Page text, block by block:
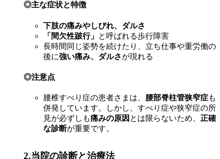
◎主な症状と特徴
下肢の痛みやしびれ、ダルさ
「間欠性跛行」 と呼ばれる歩行障害
長時間同じ姿勢を続けたり、立ち仕事や重労働の
後に強い痛み、ダルさが現れる
◎注意点
腰椎すべり症の患者さまは、 腰部脊柱管狭窄症も
併発しています。しかし、すべり症や狭窄症の所
見が必ずしも痛みの原因 とは限らないため、 正確
な診断が重要です。
2.当院の診断と治療法